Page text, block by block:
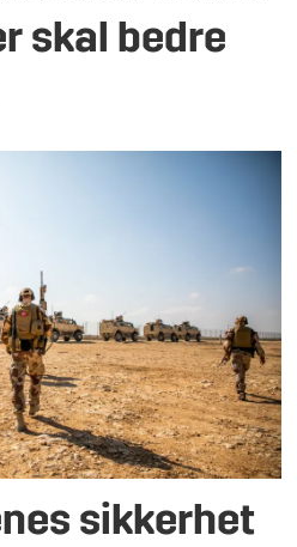
skal bedre
sikkerhet